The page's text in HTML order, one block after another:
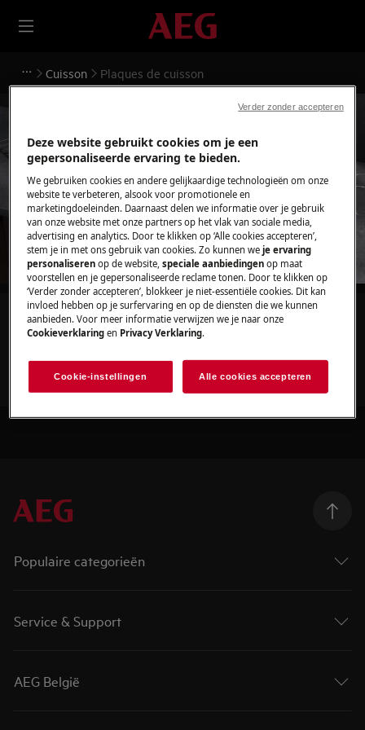
Cuisson Plaques de cuisson
Ondersteuning voor
Plaques de cuisson
Zoek tussen onze ondersteuningsartikelen
Populaire categorieën
Service & Support
AEG België
Deze website gebruikt cookies om je een
gepersonaliseerde ervaring te bieden.
We gebruiken cookies en andere gelijkaardige technologieën om onze
website te verbeteren, alsook voor promotionele en
marketingdoeleinden. Daarnaast delen we informatie over je gebruik
van onze website met onze partners op het vlak van sociale media,
advertising en analytics. Door te klikken op ‘Alle cookies accepteren’,
stem je in met ons gebruik van cookies. Zo kunnen weje ervaring
personaliseren op de website,speciale aanbiedingen op maat
voorstellen en je gepersonaliseerde reclame tonen. Door te klikken op
‘Verder zonder accepteren’, blokkeer je niet-essentiële cookies. Dit kan
invloed hebben op je surfervaring en op de diensten die we kunnen
aanbieden. Voor meer informatie verwijzen we je naar onze
Cookieverklaring en Privacy Verklaring.
Cookie-instellingen Alle cookies accepteren
Verder zonder accepteren